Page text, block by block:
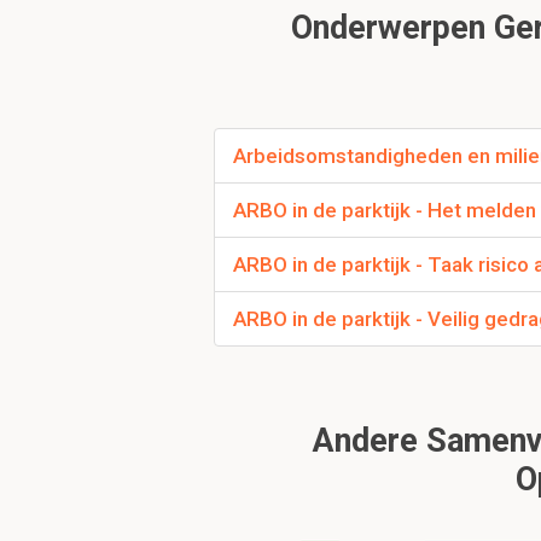
deze WG dienen
Is de werkgever
wel, de werkgever
kan de Arbo alleen
Nee, de werkgever
Onderwerpen
Arbeidsomstandigheden en
ARBO in de parktijk - Het melden
ARBO in de parktijk - Taak risico
ARBO in de parktijk - Veilig
Andere